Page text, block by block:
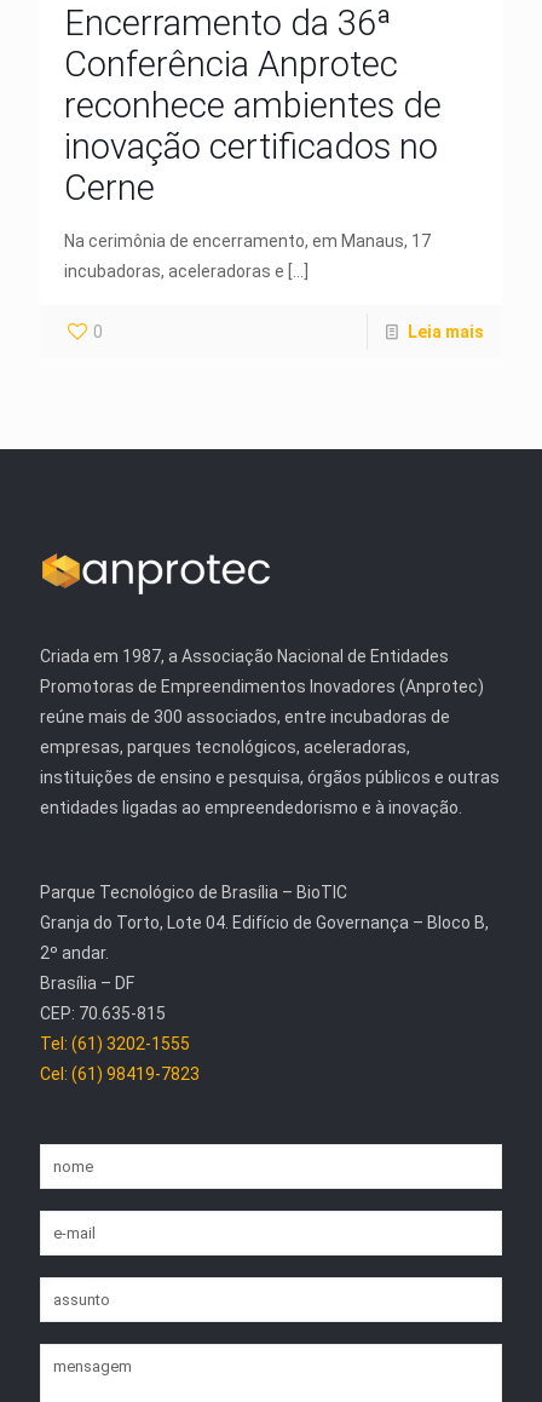
Encerramento da 36ª
Conferência Anprotec
reconhece ambientes de
inovação certificados no
Cerne
Na cerimônia de encerramento, em Manaus, 17
incubadoras, aceleradoras e […]
0 Leia mais
Criada em 1987, a Associação Nacional de Entidades
Promotoras de Empreendimentos Inovadores (Anprotec)
reúne mais de 300 associados, entre incubadoras de
empresas, parques tecnológicos, aceleradoras,
instituições de ensino e pesquisa, órgãos públicos e outras
entidades ligadas ao empreendedorismo e à inovação.
Parque Tecnológico de Brasília – BioTIC
Granja do Torto, Lote 04. Edifício de Governança – Bloco B,
2º andar.
Brasília – DF
CEP: 70.635-815
Tel: (61) 3202-1555
Cel: (61) 98419-7823